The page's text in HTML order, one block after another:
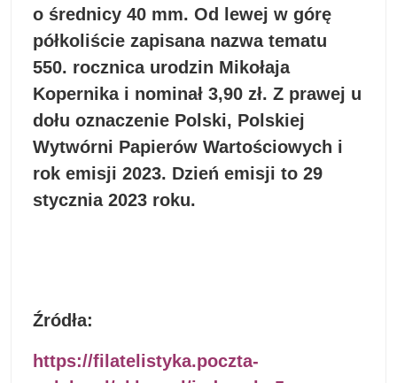
o średnicy 40 mm. Od lewej w górę
półkoliście zapisana nazwa tematu
550. rocznica urodzin Mikołaja
Kopernika i nominał 3,90 zł. Z prawej u
dołu oznaczenie Polski, Polskiej
Wytwórni Papierów Wartościowych i
rok emisji 2023. Dzień emisji to 29
stycznia 2023 roku.
Źródła:
https://filatelistyka.poczta-